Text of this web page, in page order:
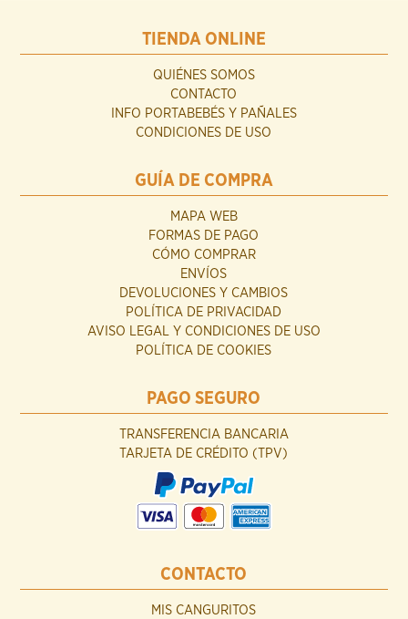
TIENDA ONLINE
QUIÉNES SOMOS
CONTACTO
INFO PORTABEBÉS Y PAÑALES
CONDICIONES DE USO
GUÍA DE COMPRA
MAPA WEB
FORMAS DE PAGO
CÓMO COMPRAR
ENVÍOS
DEVOLUCIONES Y CAMBIOS
POLÍTICA DE PRIVACIDAD
AVISO LEGAL Y CONDICIONES DE USO
POLÍTICA DE COOKIES
PAGO SEGURO
TRANSFERENCIA BANCARIA
TARJETA DE CRÉDITO (TPV)
CONTACTO
MIS CANGURITOS